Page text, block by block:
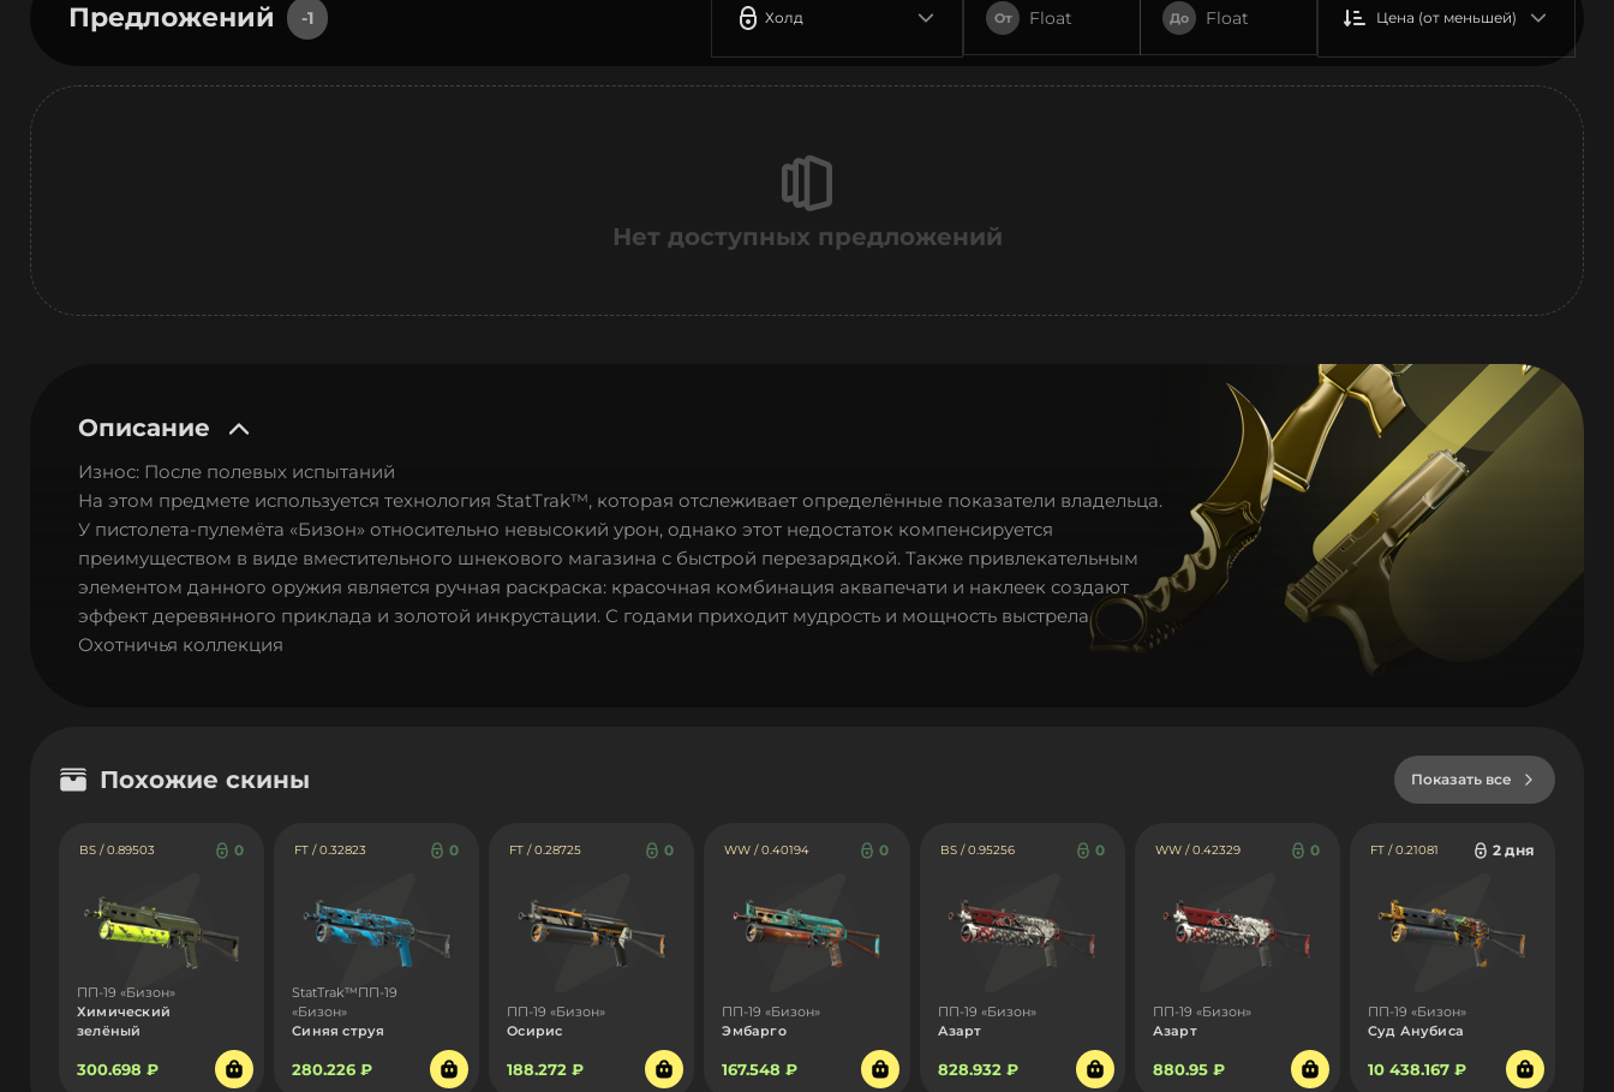
Предложений -1 Холд От Float До Float Цена (от меньшей)
Нет доступных предложений
Описание
Износ: После полевых испытаний
На этом предмете используется технология StatTrak™, которая отслеживает определённые показатели владельца.
У пистолета-пулемёта «Бизон» относительно невысокий урон, однако этот недостаток компенсируется
преимуществом в виде вместительного шнекового магазина с быстрой перезарядкой. Также привлекательным
элементом данного оружия является ручная раскраска: красочная комбинация аквапечати и наклеек создают
эффект деревянного приклада и золотой инкрустации. С годами приходит мудрость и мощность выстрела
Охотничья коллекция
Похожие скины Показать все
BS / 0.89503 0
ПП-19 «Бизон»
Химический
зелёный
300.698 ₽
FT / 0.32823 0
StatTrak™ПП-19
«Бизон»
Синяя струя
280.226 ₽
FT / 0.28725 0
ПП-19 «Бизон»
Осирис
188.272 ₽
WW / 0.40194 0
ПП-19 «Бизон»
Эмбарго
167.548 ₽
BS / 0.95256 0
ПП-19 «Бизон»
Азарт
828.932 ₽
WW / 0.42329 0
ПП-19 «Бизон»
Азарт
880.95 ₽
FT / 0.21081 2 дня
ПП-19 «Бизон»
Суд Анубиса
10 438.167 ₽